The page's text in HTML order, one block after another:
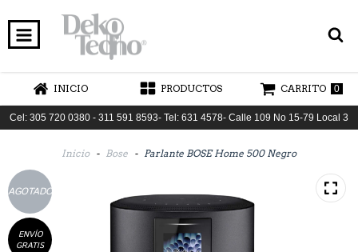
INICIO PRODUCTOS CARRITO 0
Cel: 305 720 0380 - 311 591 8593- Tel: 631 4578- Calle 109 No 15-79 Local 3
Inicio - Bose - Parlante BOSE Home 500 Negro
AGOTADO
ENVÍO
GRATIS